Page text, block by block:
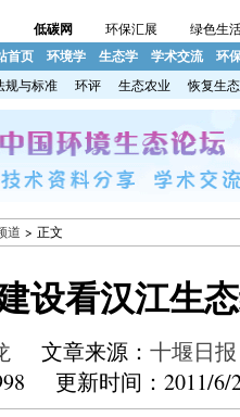
低碳网 环保汇展 绿色生
首页 环境学 生态学 学术交流 环
规与标准 环评 生态农业 恢复生态
道 > 正文
设看汉江生
文章来源： 十堰日报
更新时间：2011/6/